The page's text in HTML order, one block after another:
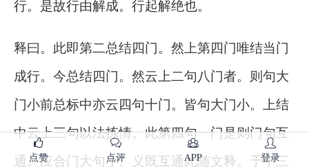
行。是故行由解成。行起解绝也。
释曰。此即第二总结四门。然上第四门唯结当门
成行。今总结四门。然云上二句八门者。则句大
门小前总标中亦云四句十门。皆句大门小。上结
中云上三句以法拣情。此第四句一门是则门句互
通。应合门大句小。义既互通此随文释。于中三
点赞 点评 APP 登录